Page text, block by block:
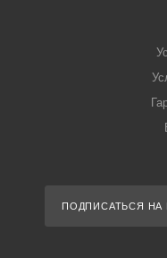
ПОДПИСАТЬСЯ НА